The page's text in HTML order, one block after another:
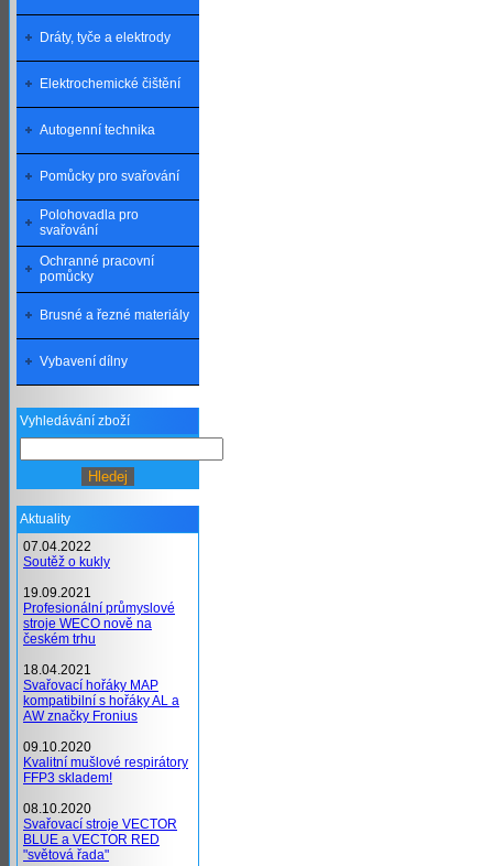
Dráty, tyče a elektrody
Elektrochemické čištění
Autogenní technika
Pomůcky pro svařování
Polohovadla pro
svařování
Ochranné pracovní
pomůcky
Brusné a řezné materiály
Vybavení dílny
Vyhledávání zboží
Aktuality
07.04.2022
Soutěž o kukly
19.09.2021
Profesionální průmyslové
stroje WECO nově na
českém trhu
18.04.2021
Svařovací hořáky MAP
kompatibilní s hořáky AL a
AW značky Fronius
09.10.2020
Kvalitní mušlové respirátory
FFP3 skladem!
08.10.2020
Svařovací stroje VECTOR
BLUE a VECTOR RED
"světová řada"